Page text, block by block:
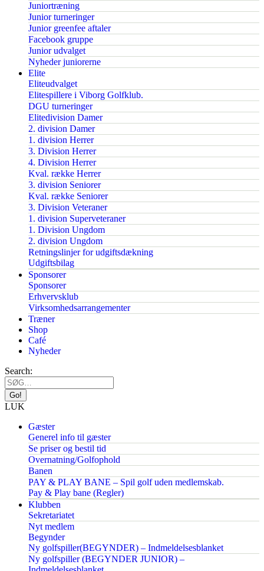
Juniortræning
Junior turneringer
Junior greenfee aftaler
Facebook gruppe
Junior udvalget
Nyheder juniorerne
Elite
Eliteudvalget
Elitespillere i Viborg Golfklub.
DGU turneringer
Elitedivision Damer
2. division Damer
1. division Herrer
3. Division Herrer
4. Division Herrer
Kval. række Herrer
3. division Seniorer
Kval. række Seniorer
3. Division Veteraner
1. division Superveteraner
1. Division Ungdom
2. division Ungdom
Retningslinjer for udgiftsdækning
Udgiftsbilag
Sponsorer
Sponsorer
Erhvervsklub
Virksomhedsarrangementer
Træner
Shop
Café
Nyheder
Search:
LUK
Gæster
Generel info til gæster
Se priser og bestil tid
Overnatning/Golfophold
Banen
PAY & PLAY BANE – Spil golf uden medlemskab.
Pay & Play bane (Regler)
Klubben
Sekretariatet
Nyt medlem
Begynder
Ny golfspiller(BEGYNDER) – Indmeldelsesblanket
Ny golfspiller (BEGYNDER JUNIOR) –